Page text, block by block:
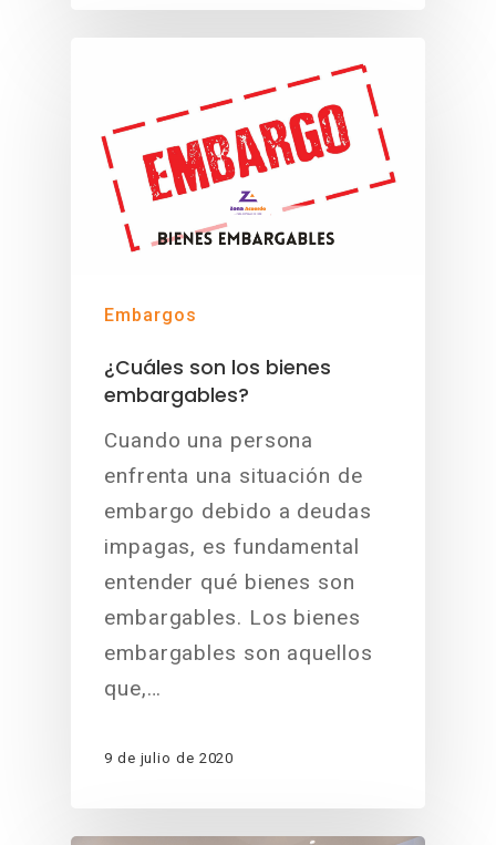
Embargos
¿Cuáles son los bienes
embargables?
Cuando una persona
enfrenta una situación de
embargo debido a deudas
impagas, es fundamental
entender qué bienes son
embargables. Los bienes
embargables son aquellos
que,…
9 de julio de 2020